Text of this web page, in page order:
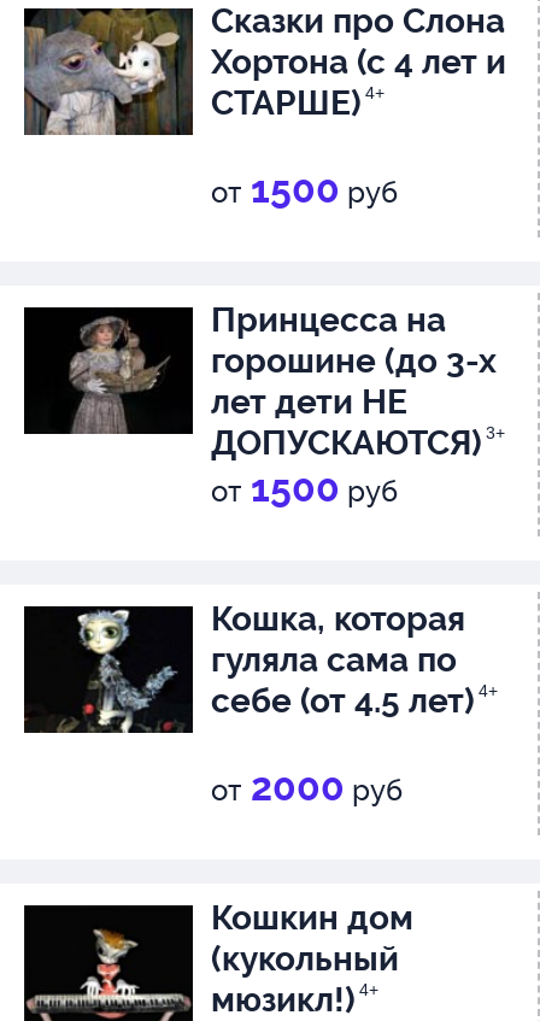
Сказки про Слона
Хортона (с 4 лет и
СТАРШЕ) 4+
от 1500 руб
Принцесса на
горошине (до 3-х
лет дети НЕ
ДОПУСКАЮТСЯ) 3+
от 1500 руб
Кошка, которая
гуляла сама по
себе (от 4.5 лет) 4+
от 2000 руб
Кошкин дом
(кукольный
мюзикл!) 4+